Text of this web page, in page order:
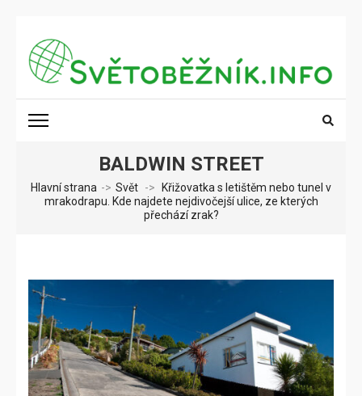
obsah
(stiskněte
Enter)
SVĚTOBĚŽNÍK.INFO
BALDWIN STREET
Hlavní strana -> Svět ->
Křižovatka s letištěm nebo tunel v
mrakodrapu. Kde najdete nejdivočejší ulice, ze kterých
přechází zrak?